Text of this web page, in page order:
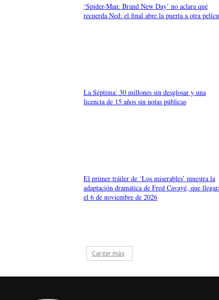
‘Spider-Man: Brand New Day’ no aclara qué
recuerda Ned: el final abre la puerta a otra
La Séptima: 30 millones sin desglosar y una
licencia de 15 años sin notas públicas
El primer tráiler de ‘Los miserables’ muestra la
adaptación dramática de Fred Cavayé, que
el 6 de noviembre de 2026
Cargar más